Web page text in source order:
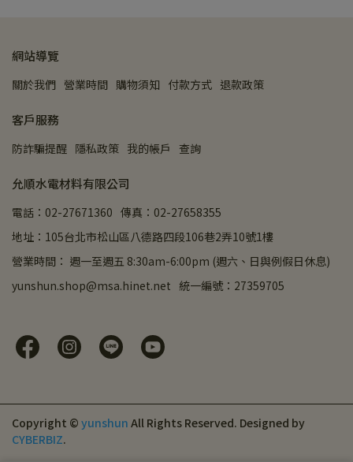
網站導覽
關於我們 營業時間 購物須知 付款方式 退款政策
客戶服務
防詐騙提醒 隱私政策 我的帳戶 查詢
允順水電材料有限公司
電話：02-27671360 傳真：02-27658355
地址：105台北市松山區八德路四段106巷2弄10號1樓
營業時間： 週一至週五 8:30am-6:00pm (週六、日與例假日休息)
yunshun.shop@msa.hinet.net 統一編號：27359705
Copyright © yunshun All Rights Reserved. Designed by
CYBERBIZ.